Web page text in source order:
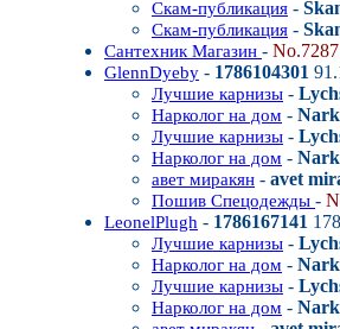
Скам-публикация -
Скам-публикация -
Сантехник Магазин - No.7287
GlennDyeby - 1786104301
Лучшие карнизы -
Нарколог на дом -
Лучшие карнизы -
Нарколог на дом -
авет миракян - avet
Пошив Спецодежды -
LeonelPlugh - 1786167141
Лучшие карнизы -
Нарколог на дом -
Лучшие карнизы -
Нарколог на дом -